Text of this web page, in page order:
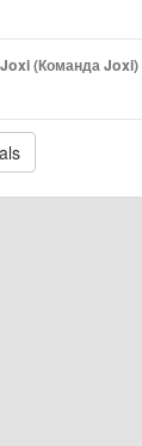
(Команда Joxi)